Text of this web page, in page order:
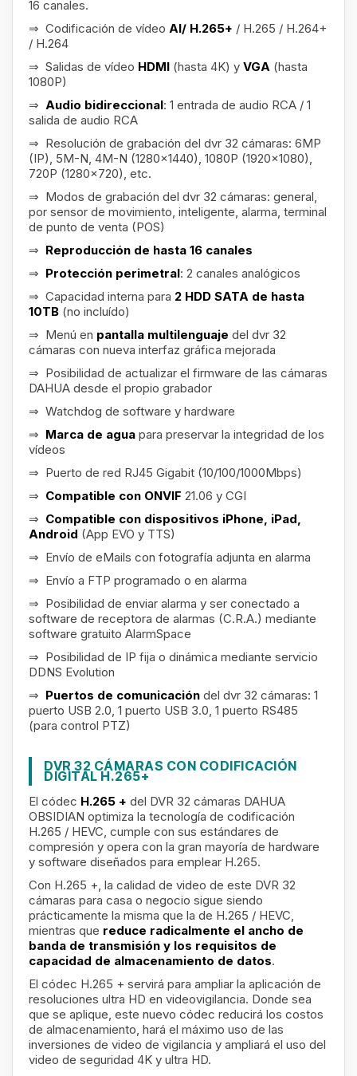
16 canales.
⇒ Codificación de vídeo AI/ H.265+ / H.265 / H.264+
/ H.264
⇒ Salidas de vídeo HDMI (hasta 4K) y VGA (hasta
1080P)
⇒ Audio bidireccional: 1 entrada de audio RCA / 1
salida de audio RCA
⇒ Resolución de grabación del dvr 32 cámaras: 6MP
(IP), 5M-N, 4M-N (1280x1440), 1080P (1920x1080),
720P (1280x720), etc.
⇒ Modos de grabación del dvr 32 cámaras: general,
por sensor de movimiento, inteligente, alarma, terminal
de punto de venta (POS)
⇒ Reproducción de hasta 16 canales
⇒ Protección perimetral: 2 canales analógicos
⇒ Capacidad interna para 2 HDD SATA de hasta
10TB (no incluído)
⇒ Menú en pantalla multilenguaje del dvr 32
cámaras con nueva interfaz gráfica mejorada
⇒ Posibilidad de actualizar el firmware de las cámaras
DAHUA desde el propio grabador
⇒ Watchdog de software y hardware
⇒ Marca de agua para preservar la integridad de los
vídeos
⇒ Puerto de red RJ45 Gigabit (10/100/1000Mbps)
⇒ Compatible con ONVIF 21.06 y CGI
⇒ Compatible con dispositivos iPhone, iPad,
Android (App EVO y TTS)
⇒ Envío de eMails con fotografía adjunta en alarma
⇒ Envío a FTP programado o en alarma
⇒ Posibilidad de enviar alarma y ser conectado a
software de receptora de alarmas (C.R.A.) mediante
software gratuito AlarmSpace
⇒ Posibilidad de IP fija o dinámica mediante servicio
DDNS Evolution
⇒ Puertos de comunicación del dvr 32 cámaras: 1
puerto USB 2.0, 1 puerto USB 3.0, 1 puerto RS485
(para control PTZ)
DVR 32 CÁMARAS CON CODIFICACIÓN
DIGITAL H.265+
El códec H.265 + del DVR 32 cámaras DAHUA
OBSIDIAN optimiza la tecnología de codificación
H.265 / HEVC, cumple con sus estándares de
compresión y opera con la gran mayoría de hardware
y software diseñados para emplear H.265.
Con H.265 +, la calidad de video de este DVR 32
cámaras para casa o negocio sigue siendo
prácticamente la misma que la de H.265 / HEVC,
mientras que reduce radicalmente el ancho de
banda de transmisión y los requisitos de
capacidad de almacenamiento de datos.
El códec H.265 + servirá para ampliar la aplicación de
resoluciones ultra HD en videovigilancia. Donde sea
que se aplique, este nuevo códec reducirá los costos
de almacenamiento, hará el máximo uso de las
inversiones de video de vigilancia y ampliará el uso del
video de seguridad 4K y ultra HD.